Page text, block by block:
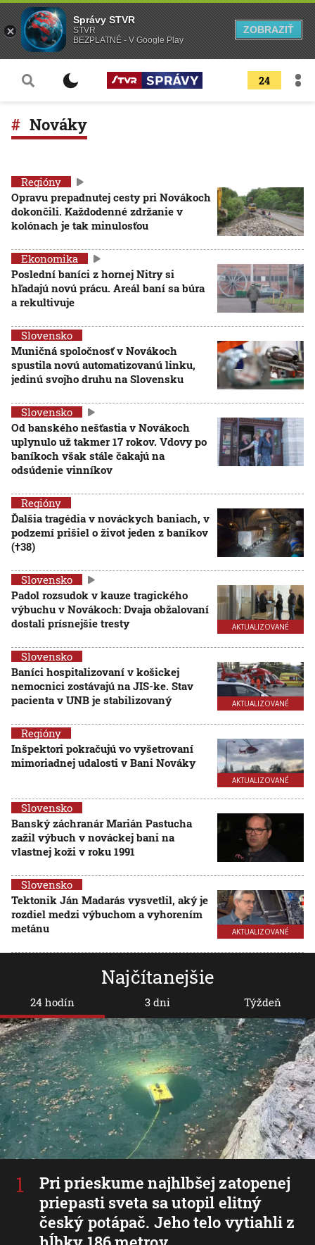
24
Nováky
Regióny
Opravu prepadnutej cesty pri Novákoch
dokončili. Každodenné zdržanie v
kolónach je tak minulosťou
Ekonomika
Poslední baníci z hornej Nitry si
hľadajú novú prácu. Areál baní sa búra
a rekultivuje
Slovensko
Muničná spoločnosť v Novákoch
spustila novú automatizovanú linku,
jedinú svojho druhu na Slovensku
Slovensko
Od banského nešťastia v Novákoch
uplynulo už takmer 17 rokov. Vdovy po
baníkoch však stále čakajú na
odsúdenie vinníkov
Regióny
Ďalšia tragédia v nováckych baniach, v
podzemí prišiel o život jeden z baníkov
(†38)
AKTUALIZOVANÉ
Slovensko
Padol rozsudok v kauze tragického
výbuchu v Novákoch: Dvaja obžalovaní
dostali prísnejšie tresty
AKTUALIZOVANÉ
Slovensko
Baníci hospitalizovaní v košickej
nemocnici zostávajú na JIS-ke. Stav
pacienta v UNB je stabilizovaný
AKTUALIZOVANÉ
Regióny
Inšpektori pokračujú vo vyšetrovaní
mimoriadnej udalosti v Bani Nováky
Slovensko
Banský záchranár Marián Pastucha
zažil výbuch v nováckej bani na
vlastnej koži v roku 1991
AKTUALIZOVANÉ
Slovensko
Tektonik Ján Madarás vysvetlil, aký je
rozdiel medzi výbuchom a vyhorením
metánu
Najčítanejšie
24 hodín
Pri prieskume najhlbšej zatopenej
priepasti sveta sa utopil elitný
český potápač. Jeho telo vytiahli z
3 dni Týždeň
Správy STVR
STVR
BEZPLATNÉ - V Google Play
ZOBRAZIŤ